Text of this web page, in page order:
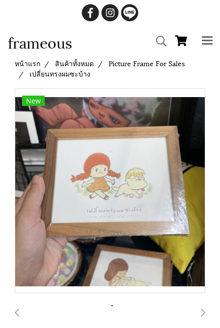
frameous
หน้าแรก สินค้าทั้งหมด
Picture Frame For Sales
เปลี่ยนทรงผมซะบ้าง
New